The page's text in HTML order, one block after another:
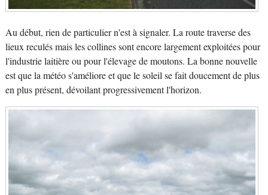
Au début, rien de particulier n'est à signaler. La route traverse des
lieux reculés mais les collines sont encore largement exploitées pour
l'industrie laitière ou pour l'élevage de moutons. La bonne nouvelle
est que la météo s'améliore et que le soleil se fait doucement de plus
en plus présent, dévoilant progressivement l'horizon.